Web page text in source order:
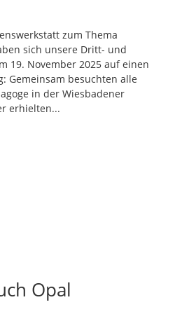
zum Thema
sich unsere Dritt- und
19. November 2025 auf einen
Gemeinsam besuchten alle
in der Wiesbadener
erhielten...
Opal